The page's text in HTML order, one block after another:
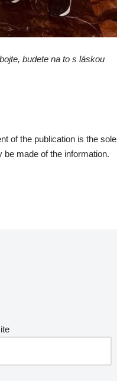
budete na to s láskou
of the publication is the sole
be made of the information.